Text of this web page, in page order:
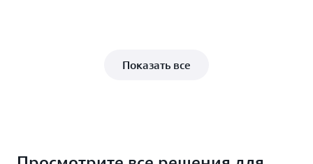
Показать все